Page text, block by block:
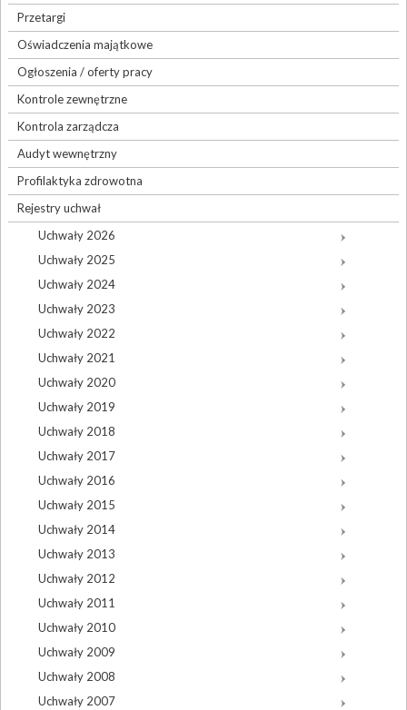
Przetargi
Oświadczenia majątkowe
Ogłoszenia / oferty pracy
Kontrole zewnętrzne
Kontrola zarządcza
Audyt wewnętrzny
Profilaktyka zdrowotna
Rejestry uchwał
Uchwały 2026
Uchwały 2025
Uchwały 2024
Uchwały 2023
Uchwały 2022
Uchwały 2021
Uchwały 2020
Uchwały 2019
Uchwały 2018
Uchwały 2017
Uchwały 2016
Uchwały 2015
Uchwały 2014
Uchwały 2013
Uchwały 2012
Uchwały 2011
Uchwały 2010
Uchwały 2009
Uchwały 2008
Uchwały 2007